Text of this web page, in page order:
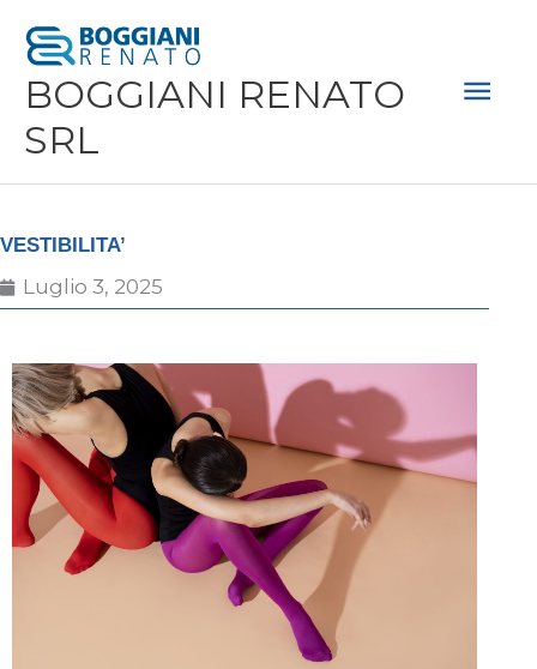
contenuto
BOGGIANI RENATO
SRL
VESTIBILITA’
Luglio 3, 2025